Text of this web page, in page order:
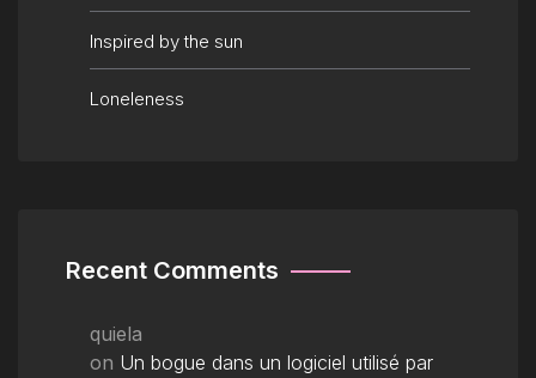
Inspired by the sun
Loneleness
Recent Comments
quiela
on Un bogue dans un logiciel utilisé par